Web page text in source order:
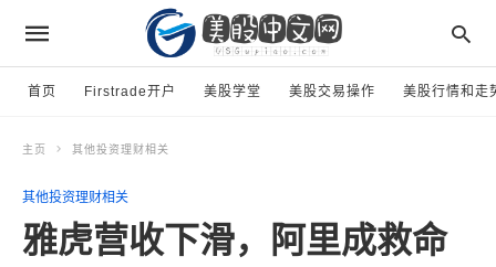
首页 Firstrade开户 美股学堂 美股交易操作 美股行情和走
主页 其他投资理财相关
其他投资理财相关
雅虎营收下滑，阿里成救命